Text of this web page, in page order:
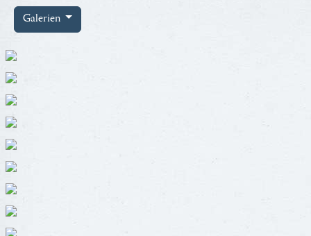
Galerien